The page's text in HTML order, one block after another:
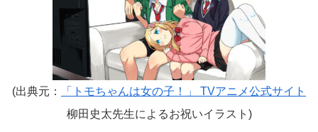
(出典元：
「トモちゃんは女の子！」 TVアニメ公式サイト
柳田史太先生によるお祝いイラスト)